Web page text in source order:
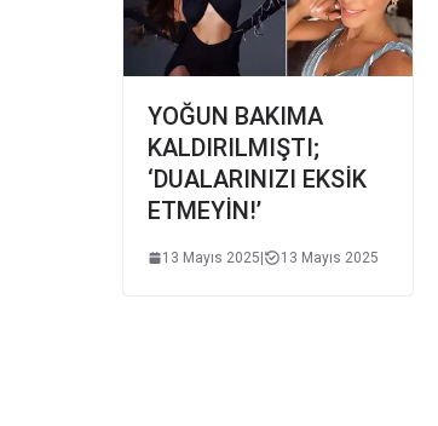
YOĞUN BAKIMA
KALDIRILMIŞTI;
‘DUALARINIZI EKSİK
ETMEYİN!’
13 Mayıs 2025| 13 Mayıs 2025